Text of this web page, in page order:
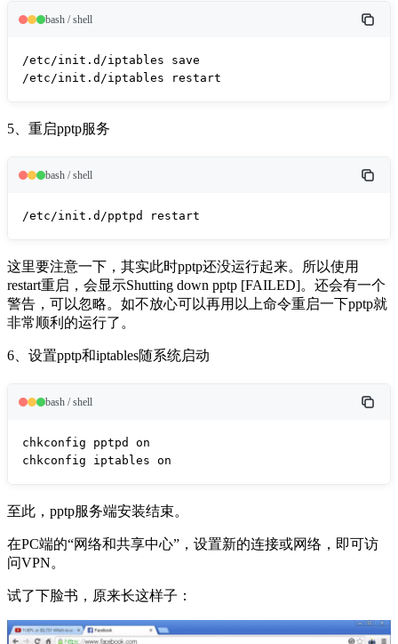
bash / shell
/etc/init.d/iptables save
/etc/init.d/iptables restart
5、重启pptp服务
bash / shell
/etc/init.d/pptpd restart
这里要注意一下，其实此时pptp还没运行起来。所以使用
restart重启，会显示Shutting down pptp [FAILED]。还会有一个
警告，可以忽略。如不放心可以再用以上命令重启一下pptp就
非常顺利的运行了。
6、设置pptp和iptables随系统启动
bash / shell
chkconfig pptpd on
chkconfig iptables on
至此，pptp服务端安装结束。
在PC端的“网络和共享中心”，设置新的连接或网络，即可访
问VPN。
试了下脸书，原来长这样子：